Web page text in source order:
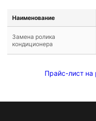
Наименование
Замена ролика
кондиционера
Прайс-лист на